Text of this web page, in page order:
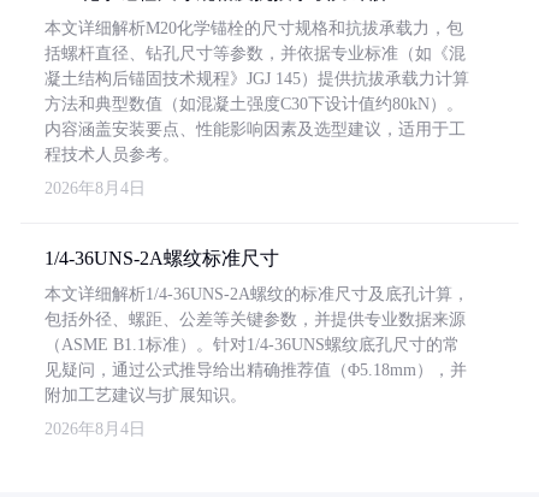
本文详细解析M20化学锚栓的尺寸规格和抗拔承载力，包
括螺杆直径、钻孔尺寸等参数，并依据专业标准（如《混
凝土结构后锚固技术规程》JGJ 145）提供抗拔承载力计算
方法和典型数值（如混凝土强度C30下设计值约80kN）。
内容涵盖安装要点、性能影响因素及选型建议，适用于工
程技术人员参考。
2026年8月4日
1/4-36UNS-2A螺纹标准尺寸
本文详细解析1/4-36UNS-2A螺纹的标准尺寸及底孔计算，
包括外径、螺距、公差等关键参数，并提供专业数据来源
（ASME B1.1标准）。针对1/4-36UNS螺纹底孔尺寸的常
见疑问，通过公式推导给出精确推荐值（Φ5.18mm），并
附加工艺建议与扩展知识。
2026年8月4日